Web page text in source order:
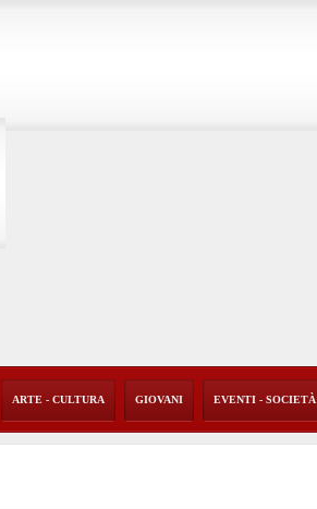
ARTE - CULTURA GIOVANI EVENTI - SOCIETÀ